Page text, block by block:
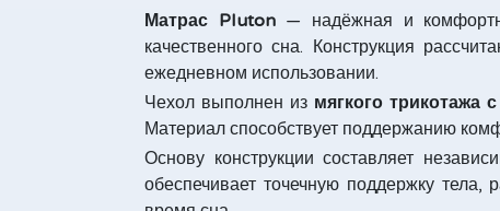
Матрас Pluton— надёжная и
качественного сна. Конструкция
ежедневном использовании.
Чехол выполнен из мягкого трикотажа
Материал способствует поддержанию
Основу конструкции составляет
обеспечивает точечную поддержку тела,